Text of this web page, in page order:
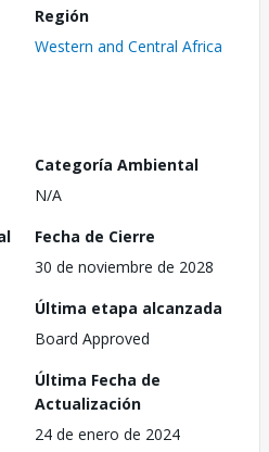
Región
Western and Central Africa
Categoría Ambiental
N/A
Fecha de Cierre
30 de noviembre de 2028
Última etapa alcanzada
Board Approved
Última Fecha de
Actualización
24 de enero de 2024